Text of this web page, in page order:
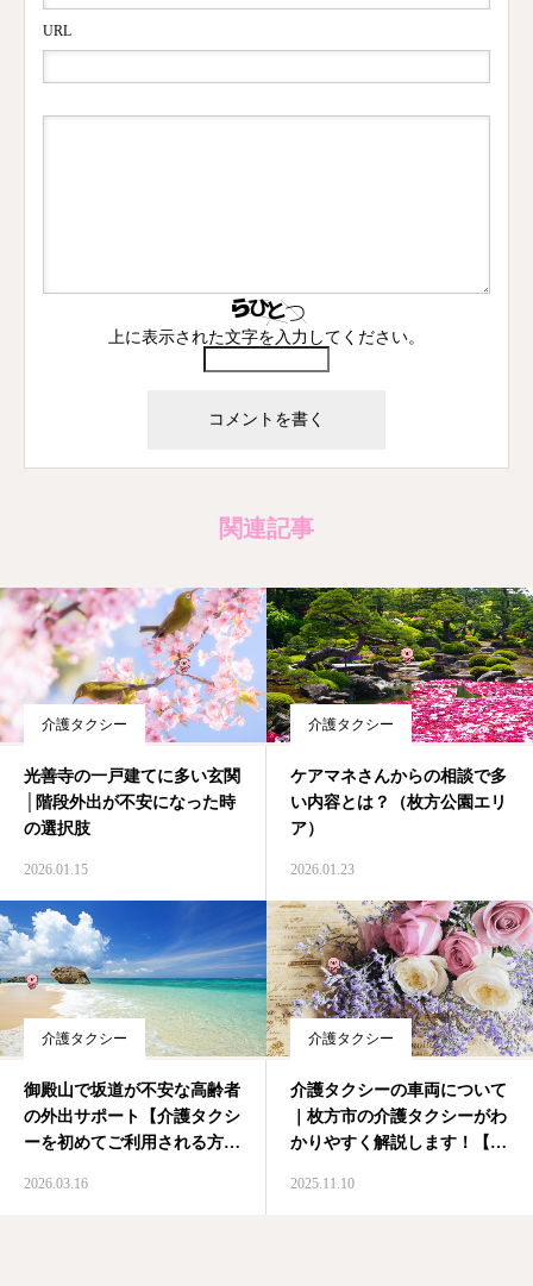
URL
上に表示された文字を入力してください。
関連記事
介護タクシー
光善寺の一戸建てに多い玄関
│階段外出が不安になった時
の選択肢
2026.01.15
介護タクシー
ケアマネさんからの相談で多
い内容とは？（枚方公園エリ
ア）
2026.01.23
介護タクシー
御殿山で坂道が不安な高齢者
の外出サポート【介護タクシ
ーを初めてご利用される方
2026.03.16
介護タクシー
介護タクシーの車両について
｜枚方市の介護タクシーがわ
かりやすく解説します！【初
2025.11.10